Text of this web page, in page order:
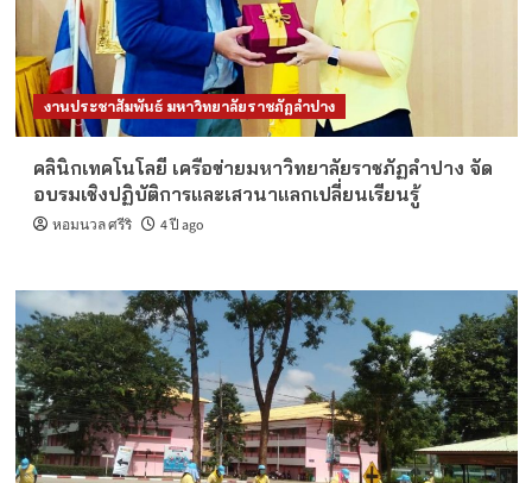
งานประชาสัมพันธ์ มหาวิทยาลัยราชภัฏลำปาง
คลินิกเทคโนโลยี เครือข่ายมหาวิทยาลัยราชภัฏลำปาง จัด
อบรมเชิงปฏิบัติการและเสวนาแลกเปลี่ยนเรียนรู้
หอมนวล ศรีริ 4 ปี ago